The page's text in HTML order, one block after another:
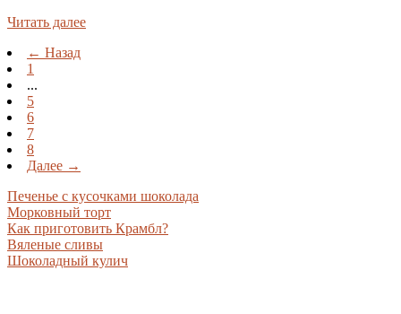
Читать далее
← Назад
1
...
5
6
7
8
Далее →
Печенье с кусочками шоколада
Морковный торт
Как приготовить Крамбл?
Вяленые сливы
Шоколадный кулич